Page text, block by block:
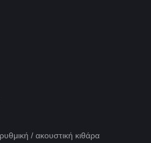
/ ακουστική κιθάρα